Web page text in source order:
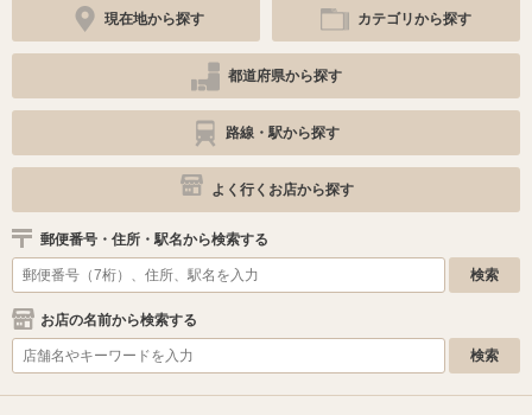
現在地から探す カテゴリから探す
都道府県から探す
路線・駅から探す
よく行くお店から探す
郵便番号・住所・駅名から検索する
お店の名前から検索する